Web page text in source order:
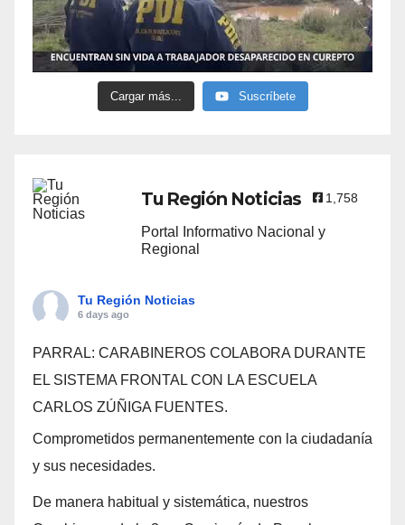
Cargar más... Suscríbete
Tu Región Noticias 1,758
Portal Informativo Nacional y
Regional
Tu Región Noticias
6 days ago
PARRAL: CARABINEROS COLABORA DURANTE
EL SISTEMA FRONTAL CON LA ESCUELA
CARLOS ZÚÑIGA FUENTES.
Comprometidos permanentemente con la ciudadanía
y sus necesidades.
De manera habitual y sistemática, nuestros